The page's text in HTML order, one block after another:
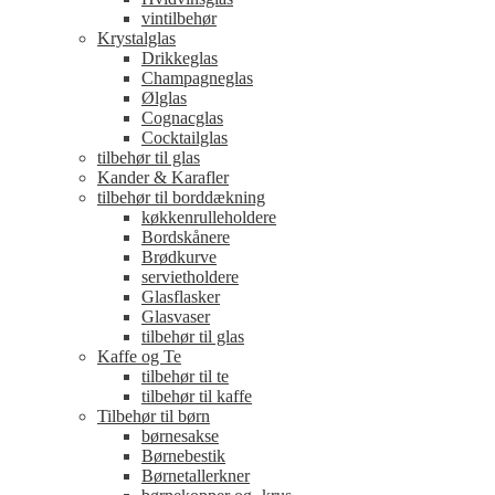
vintilbehør
Krystalglas
Drikkeglas
Champagneglas
Ølglas
Cognacglas
Cocktailglas
tilbehør til glas
Kander & Karafler
tilbehør til borddækning
køkkenrulleholdere
Bordskånere
Brødkurve
servietholdere
Glasflasker
Glasvaser
tilbehør til glas
Kaffe og Te
tilbehør til te
tilbehør til kaffe
Tilbehør til børn
børnesakse
Børnebestik
Børnetallerkner